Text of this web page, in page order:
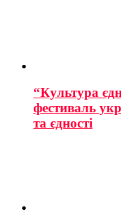
“Культура
фестиваль
та єдності